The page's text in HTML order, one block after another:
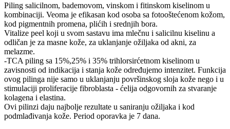
Piling salicilnom, bademovom, vinskom i fitinskom kiselinom u
kombinaciji. Veoma je efikasan kod osoba sa fotooštećenom kožom,
kod pigmentnih promena, plićih i srednjih bora.
Vitalize peel koji u svom sastavu ima mlečnu i salicilnu kiselinu a
odličan je za masne kože, za uklanjanje ožiljaka od akni, za
melazme.
-TCA piling sa 15%,25% i 35% trihlorsirćetnom kiselinom u
zavisnosti od indikacija i stanja kože određujemo intenzitet. Funkcija
ovog pilinga nije samo u uklanjanju površinskog sloja kože nego i u
stimulaciji proliferacije fibroblasta - ćelija odgovornih za stvaranje
kolagena i elastina.
Ovi pilinzi daju najbolje rezultate u saniranju ožiljaka i kod
podmlađivanja kože. Period oporavka je 7 dana.